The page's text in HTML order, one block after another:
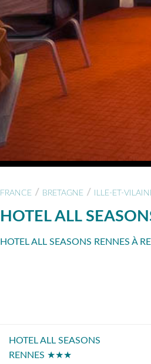
FRANCE / BRETAGNE / ILLE-ET-
HOTEL ALL
HOTEL ALL SEASONS RENNES À
HOTEL ALL SEASONS
RENNES ★★★